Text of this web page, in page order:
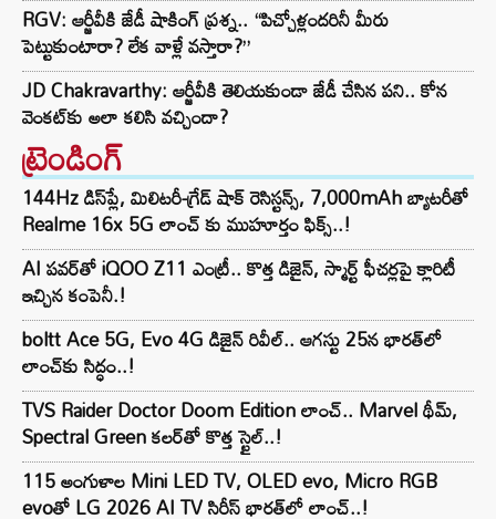
RGV: ఆర్జీవీకి జేడీ షాకింగ్ ప్రశ్న.. “పిచ్చోళ్లందరినీ మీరు
పెట్టుకుంటారా? లేక వాళ్లే వస్తారా?”
JD Chakravarthy: ఆర్జీవీకి తెలియకుండా జేడీ చేసిన పని.. కోన
వెంకట్‌కు అలా కలిసి వచ్చిందా?
ట్రెండింగ్‌
144Hz డిస్‌ప్లే, మిలిటరీ-గ్రేడ్ షాక్ రెసిస్టన్స్, 7,000mAh బ్యాటరీతో
Realme 16x 5G లాంచ్ కు ముహూర్తం ఫిక్స్..!
AI పవర్‌తో iQOO Z11 ఎంట్రీ.. కొత్త డిజైన్, స్మార్ట్ ఫీచర్లపై క్లారిటీ
ఇచ్చిన కంపెనీ.!
boltt Ace 5G, Evo 4G డిజైన్ రివీల్.. ఆగస్టు 25న భారత్‌లో
లాంచ్‌కు సిద్ధం..!
TVS Raider Doctor Doom Edition లాంచ్.. Marvel థీమ్,
Spectral Green కలర్‌తో కొత్త స్టైల్..!
115 అంగుళాల Mini LED TV, OLED evo, Micro RGB
evoతో LG 2026 AI TV సిరీస్ భారత్‌లో లాంచ్..!